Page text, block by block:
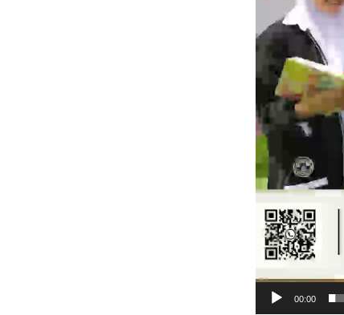
00:00